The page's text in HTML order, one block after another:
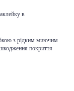
в
з рідким миючим
покриття